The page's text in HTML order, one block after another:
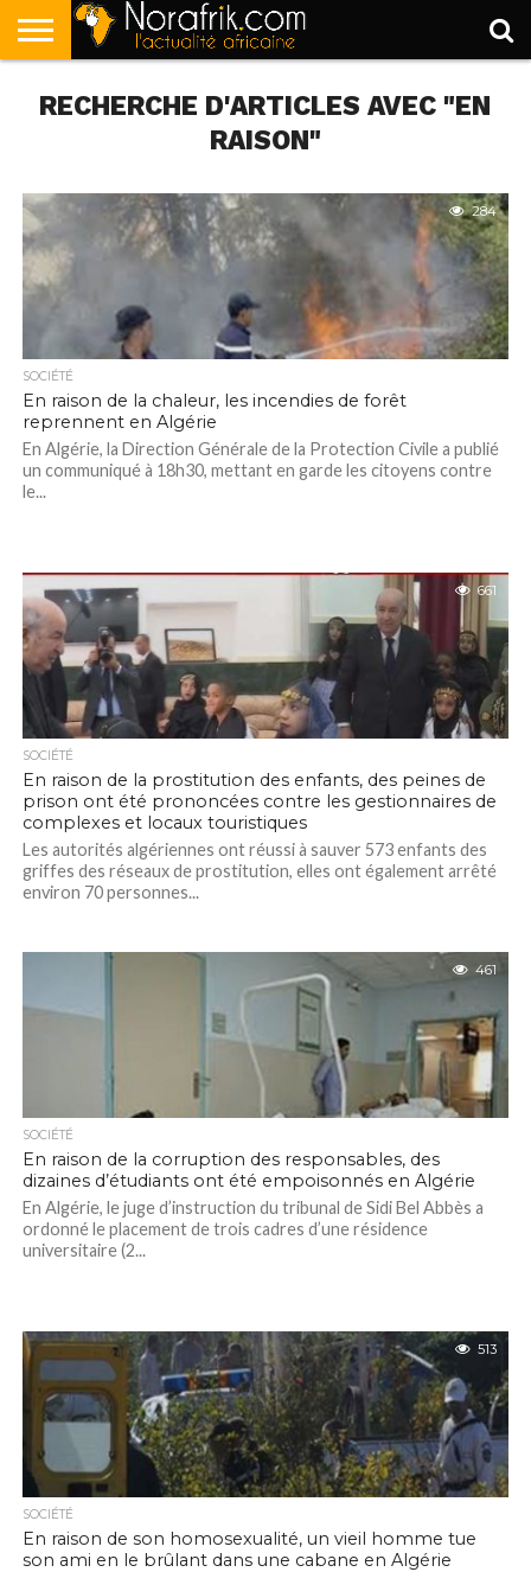
POLITIQUE
SOCIÉTÉ
ECONOMIE
SPORT
LIFESTYLE
RECHERCHE D'ARTICLES AVEC "EN
RAISON"
284
SOCIÉTÉ
En raison de la chaleur, les incendies de forêt
reprennent en Algérie
En Algérie, la Direction Générale de la Protection Civile a publié
un communiqué à 18h30, mettant en garde les citoyens contre
le...
661
SOCIÉTÉ
En raison de la prostitution des enfants, des peines de
prison ont été prononcées contre les gestionnaires de
complexes et locaux touristiques
Les autorités algériennes ont réussi à sauver 573 enfants des
griffes des réseaux de prostitution, elles ont également arrêté
environ 70 personnes...
461
SOCIÉTÉ
En raison de la corruption des responsables, des
dizaines d’étudiants ont été empoisonnés en Algérie
En Algérie, le juge d’instruction du tribunal de Sidi Bel Abbès a
ordonné le placement de trois cadres d’une résidence
universitaire (2...
513
SOCIÉTÉ
En raison de son homosexualité, un vieil homme tue
son ami en le brûlant dans une cabane en Algérie